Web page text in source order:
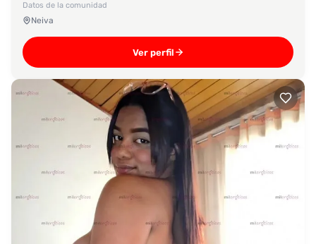
Datos de la comunidad
Neiva
Ver perfil